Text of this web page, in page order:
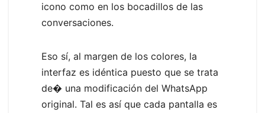
icono como en los bocadillos de las
conversaciones.
Eso sí, al margen de los colores, la
interfaz es idéntica puesto que se trata
de� una modificación del WhatsApp
original. Tal es así que cada pantalla es